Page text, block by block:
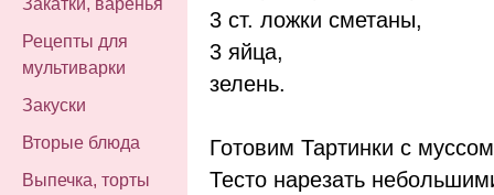
Закатки, варенья
Рецепты для
мультиварки
Закуски
Вторые блюда
Выпечка, торты
3 ст. ложки сметаны,
3 яйца,
зелень.
Готовим Тартинки с
Тесто нарезать